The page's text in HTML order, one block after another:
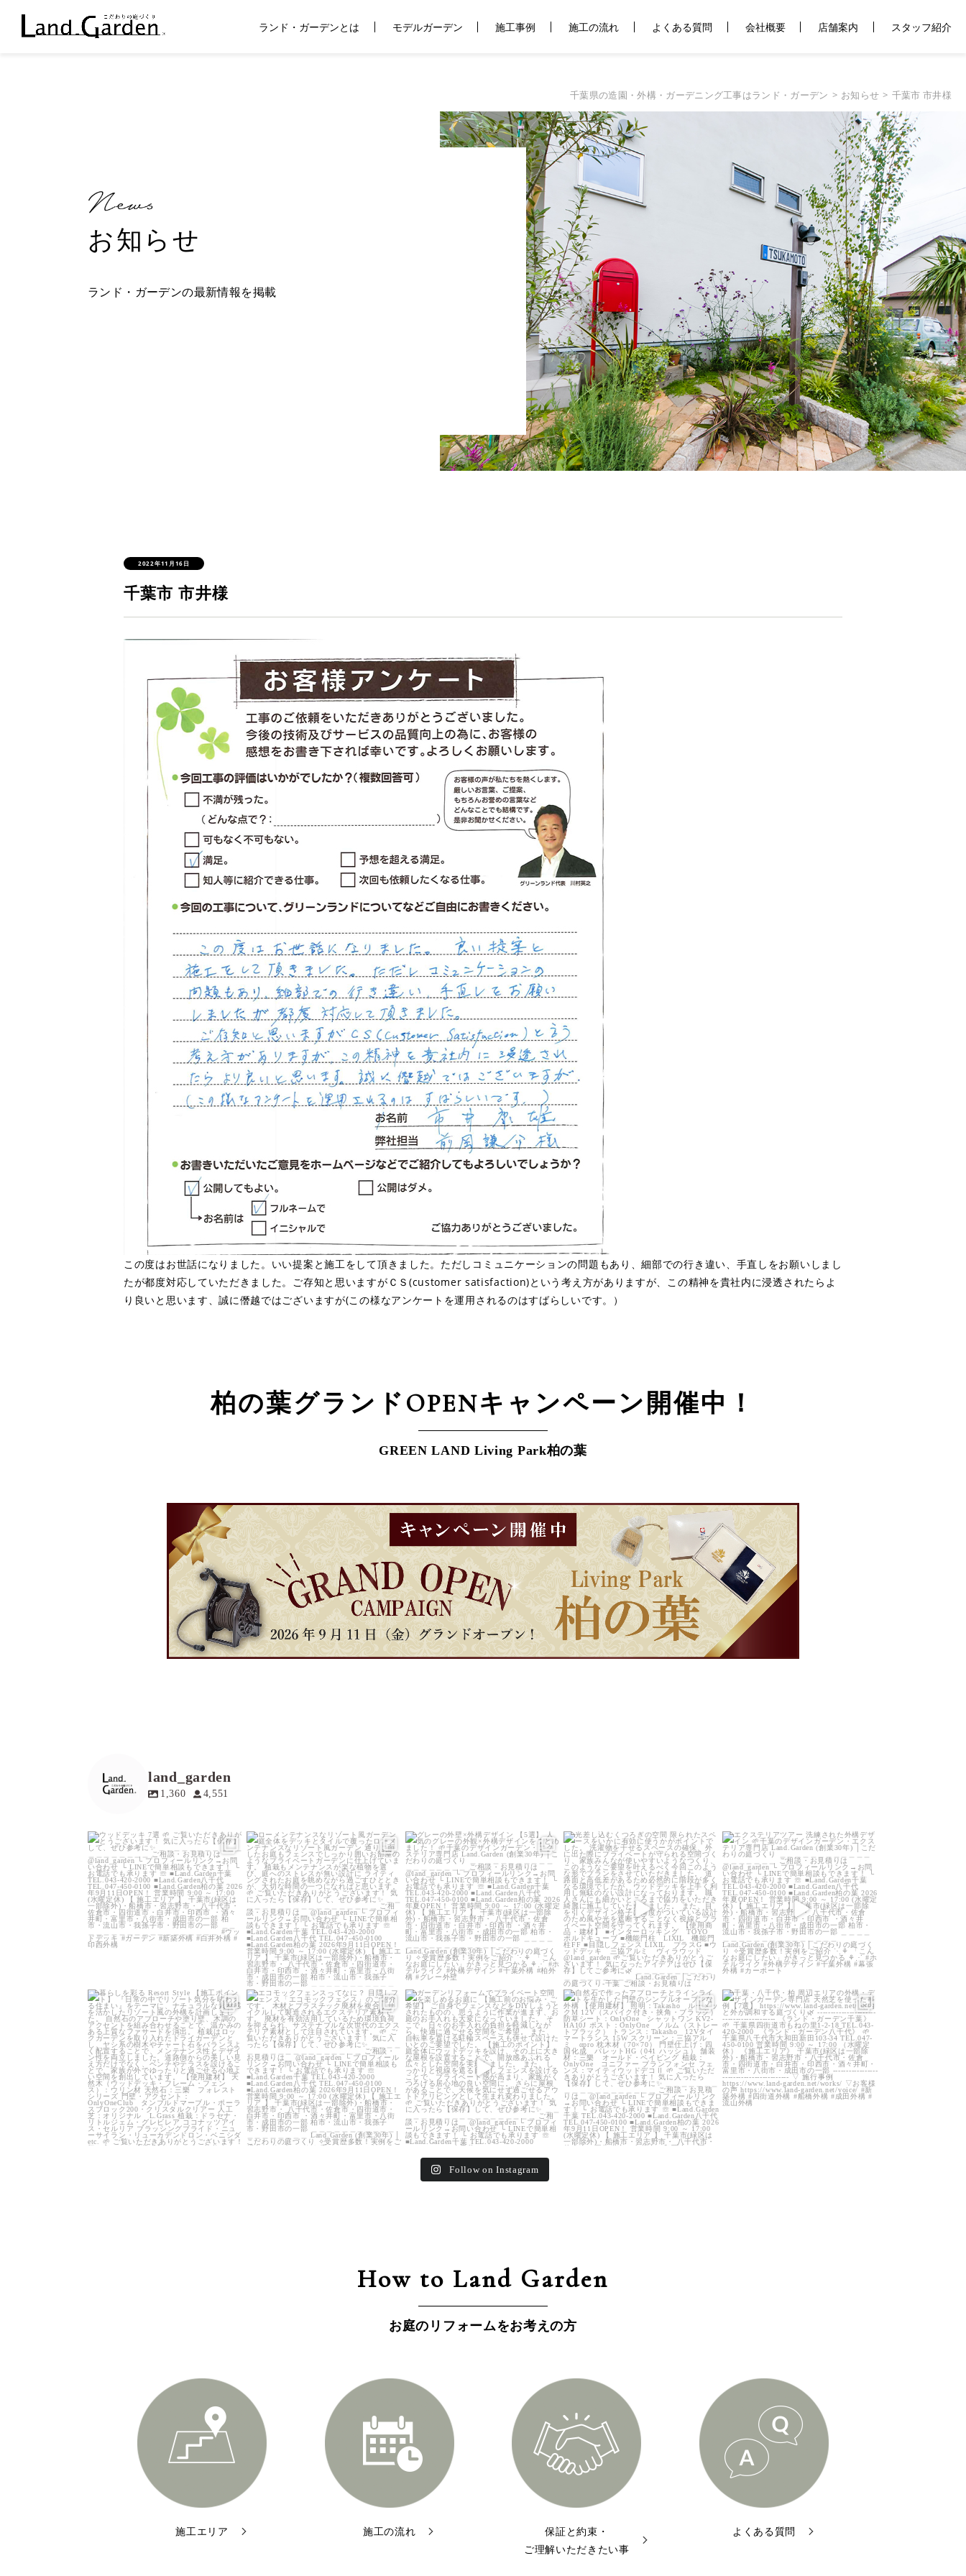
ランド・ガーデンとは モデルガーデン 施工事例 施工の流れ よくある質問 会社概要 店舗案内 スタッフ紹介
千葉県の造園・外構・ガーデニング工事はランド・ガーデン お知らせ 千葉市 市井様
お知らせ
ランド・ガーデンの最新情報を掲載
2022年11月16日
千葉市 市井様
この度はお世話になりました。いい提案と施工をして頂きました。ただしコミュニケーションの問題もあり、細部での行き違い、手直しをお願いしまし
たが都度対応していただきました。ご存知と思いますがＣＳ(customer satisfaction)という考え方がありますが、この精神を貴社内に浸透されたらよ
り良いと思います、誠に僭越ではございますが(この様なアンケートを運用されるのはすばらしいです。）
柏の葉グランドOPENキャンペーン開催中！
GREEN LAND Living Park柏の葉
land_garden
1,360 4,551
land_garden
19 0
land_garden
19 0
land_garden
20 0
land_garden
22 0
land_garden
22 0
land_garden
25 0
land_garden
15 0
land_garden
32 0
land_garden
24 0
land_garden
40 0
Follow on Instagram
How to Land Garden
お庭のリフォームをお考えの方
施工エリア 施工の流れ
保証と約束・
ご理解いただきたい事
よくある質問